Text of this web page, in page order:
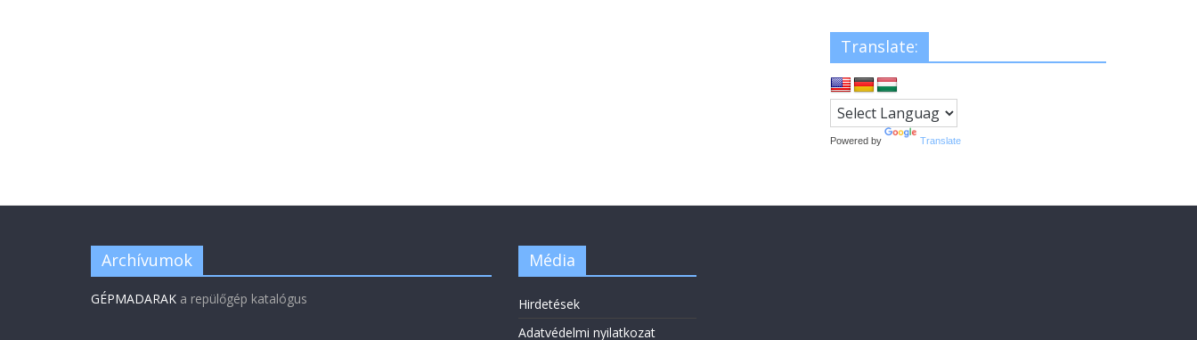
Translate:
Powered by Translate
Archívumok
GÉPMADARAK a repülőgép katalógus
Média
Hirdetések
Adatvédelmi nyilatkozat